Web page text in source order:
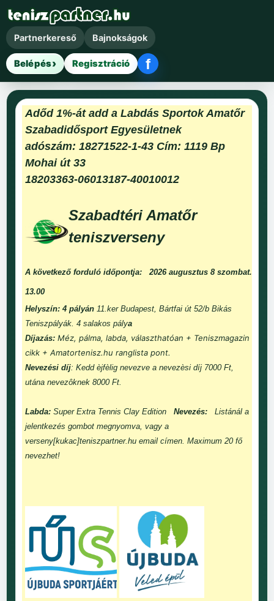
Partnerkereső Bajnokságok
Belépés Regisztráció fFacebook belépés
Adőd 1%-át add a Labdás Sportok Amatőr
Szabadidősport Egyesületnek
adószám: 18271522-1-43 Cím: 1119 Bp
Mohai út 33
18203363-06013187-40010012
Szabadtéri Amatőr
teniszverseny
A következő forduló időpontja: 2026 augusztus 8 szombat.
13.00
Helyszín: 4 pályán 11.ker Budapest, Bártfai út 52/b Bikás
Teniszpályák. 4 salakos pálya
Díjazás: Méz, pálma, labda, választhatóan + Teniszmagazin
cikk + Amatortenisz.hu ranglista pont.
Nevezési díj: Kedd èjfèlig nevezve a nevezèsi díj 7000 Ft,
utána nevezôknek 8000 Ft.
Labda: Super Extra Tennis Clay Edition Nevezés:
Listánál a
jelentkezés gombot megnyomva, vagy a
verseny[kukac]teniszpartner.hu email címen. Maximum 20 fő
nevezhet!